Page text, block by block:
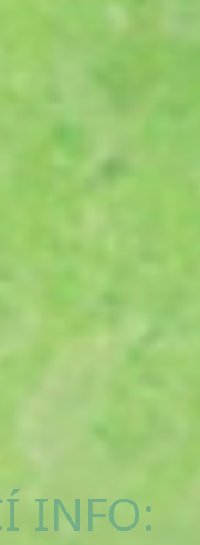
INFO: